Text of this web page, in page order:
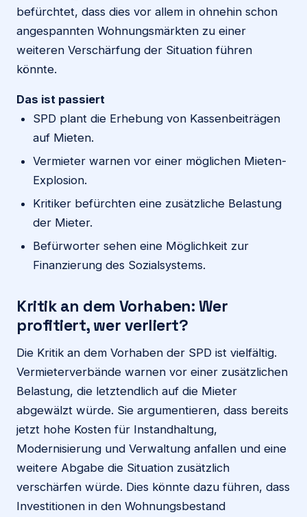
befürchtet, dass dies vor allem in ohnehin schon
angespannten Wohnungsmärkten zu einer
weiteren Verschärfung der Situation führen
könnte.
Das ist passiert
SPD plant die Erhebung von Kassenbeiträgen
auf Mieten.
Vermieter warnen vor einer möglichen Mieten-
Explosion.
Kritiker befürchten eine zusätzliche Belastung
der Mieter.
Befürworter sehen eine Möglichkeit zur
Finanzierung des Sozialsystems.
Kritik an dem Vorhaben: Wer
profitiert, wer verliert?
Die Kritik an dem Vorhaben der SPD ist vielfältig.
Vermieterverbände warnen vor einer zusätzlichen
Belastung, die letztendlich auf die Mieter
abgewälzt würde. Sie argumentieren, dass bereits
jetzt hohe Kosten für Instandhaltung,
Modernisierung und Verwaltung anfallen und eine
weitere Abgabe die Situation zusätzlich
verschärfen würde. Dies könnte dazu führen, dass
Investitionen in den Wohnungsbestand